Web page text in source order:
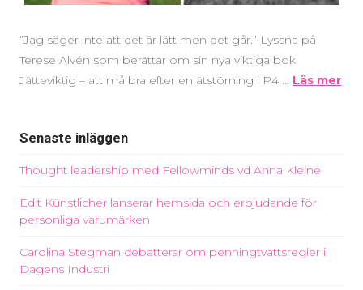
”Jag säger inte att det är lätt men det går.” Lyssna på
Terese Alvén som berättar om sin nya viktiga bok
Jätteviktig – att må bra efter en ätstörning i P4 … Läs mer
Senaste inläggen
Thought leadership med Fellowminds vd Anna Kleine
Edit Künstlicher lanserar hemsida och erbjudande för
personliga varumärken
Carolina Stegman debatterar om penningtvättsregler i
Dagens Industri